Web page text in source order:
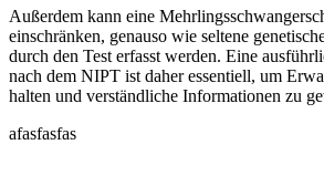
Außerdem kann eine
einschränken, genauso wie seltene
durch den Test erfasst werden. Eine
nach dem NIPT ist daher essentiell, um
halten und verständliche Informationen zu
afasfasfas